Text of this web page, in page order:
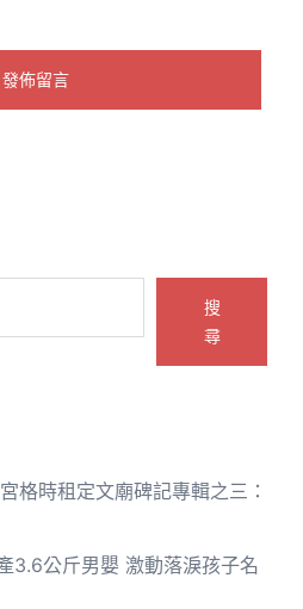
搜
尋
格時租定文廟碑記專輯之三：
3.6公斤男嬰 激動落淚孩子名